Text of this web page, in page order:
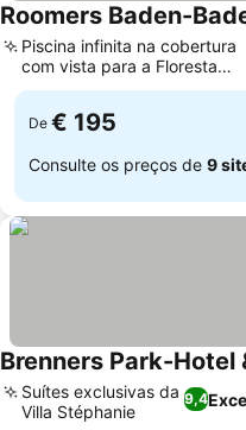
Roomers Baden-
Piscina infinita na cobertura
com vista para a Floresta
Negra
De € 195
Consulte os preços de 9
Brenners Park-Hotel
9,4
Suítes exclusivas da
Villa Stéphanie